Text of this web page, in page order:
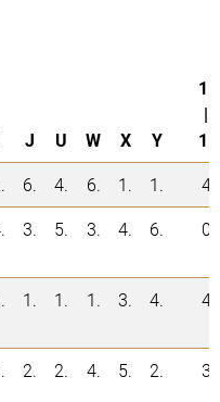
J U W X Y
1.
|
1.
6. 4. 6. 1. 1.
4
3. 5. 3. 4. 6. 0
1. 1. 1. 3. 4. 4
2. 2. 4. 5. 2. 3